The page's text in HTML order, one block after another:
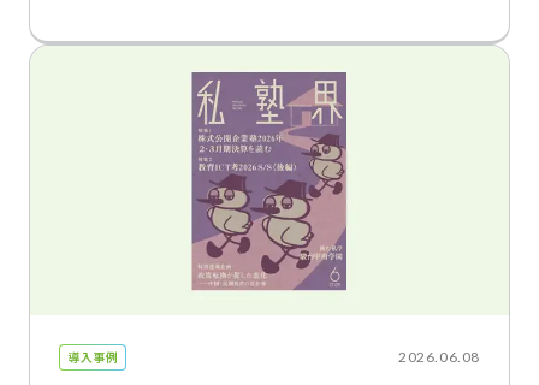
5月よりトライアル導入・運用開始
導入事例 2026.06.08